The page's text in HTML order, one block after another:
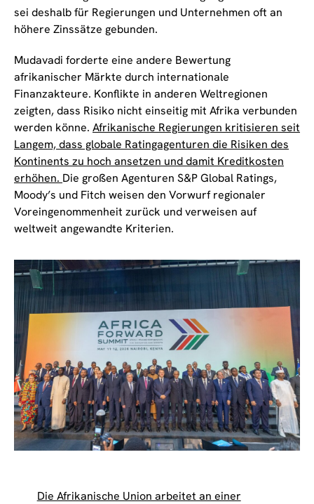
sei deshalb für Regierungen und Unternehmen oft an
höhere Zinssätze gebunden.
Mudavadi forderte eine andere Bewertung
afrikanischer Märkte durch internationale
Finanzakteure. Konflikte in anderen Weltregionen
zeigten, dass Risiko nicht einseitig mit Afrika verbunden
werden könne. Afrikanische Regierungen kritisieren seit
Langem, dass globale Ratingagenturen die Risiken des
Kontinents zu hoch ansetzen und damit Kreditkosten
erhöhen. Die großen Agenturen S&P Global Ratings,
Moody’s und Fitch weisen den Vorwurf regionaler
Voreingenommenheit zurück und verweisen auf
weltweit angewandte Kriterien.
Die Afrikanische Union arbeitet an einer